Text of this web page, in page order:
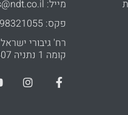
מייל: sales@ndt.co.il
פקס: 153-98321055
רח' גיבורי ישראל 7 כניסה C
קומה 1 נתניה 4250407